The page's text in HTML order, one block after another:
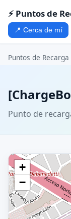
⚡ Puntos de
📍 Cerca de mí
Puntos de Recarga
Punto de
+
−